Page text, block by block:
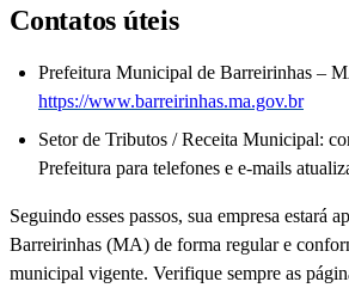
Contatos úteis
Prefeitura Municipal de Barreirinhas –
https://www.barreirinhas.ma.gov.br
Setor de Tributos / Receita Municipal:
Prefeitura para telefones e e-mails
Seguindo esses passos, sua empresa estará
Barreirinhas (MA) de forma regular e
municipal vigente. Verifique sempre as